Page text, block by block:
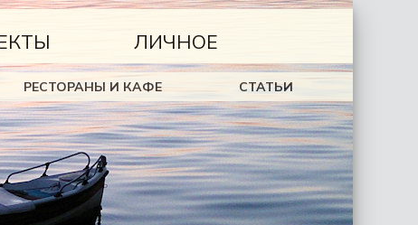
РЕСТОРАНЫ И КАФЕ СТАТЬИ
ЛИЧНОЕ